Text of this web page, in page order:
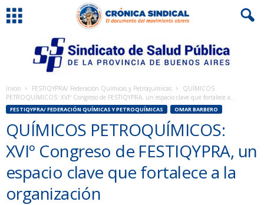
Inicio FESTIQYPRA/ Federación Químicas y Petroquímicas
QUÍMICOS
PETROQUÍMICOS: XVIº Congreso de FESTIQYPRA, un espacio clave que fortalece a...
FESTIQYPRA/ FEDERACIÓN QUÍMICAS Y PETROQUÍMICAS OMAR BARBERO
QUÍMICOS PETROQUÍMICOS:
XVIº Congreso de FESTIQYPRA, un
espacio clave que fortalece a la
organización